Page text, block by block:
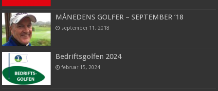
MÅNEDENS GOLFER – SEPTEMBER ‘18
september 11, 2018
Bedriftsgolfen 2024
februar 15, 2024